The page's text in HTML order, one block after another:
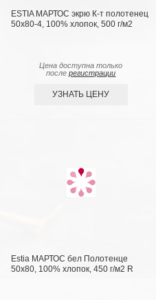
ESTIA МАРТОС экрю К-т полотенец
50х80-4, 100% хлопок, 500 г/м2
Цена доступна только
послерегистрации
УЗНАТЬ ЦЕНУ
Estia МАРТОС бел Полотенце
50х80, 100% хлопок, 450 г/м2 R